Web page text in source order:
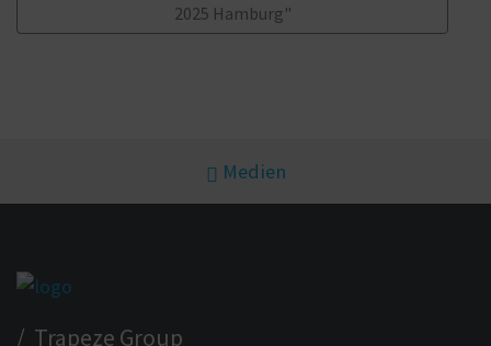
2025 Hamburg"
Medien
/ Trapeze Group